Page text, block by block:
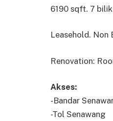
6190 sqft. 7
Leasehold. Non
Renovation:
Akses:
-Bandar
-Tol Senawang